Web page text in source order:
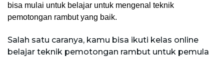
bisa mulai untuk belajar untuk mengenal teknik
pemotongan rambut yang baik.
Salah satu caranya, kamu bisa ikuti kelas online
belajar teknik pemotongan rambut untuk pemula